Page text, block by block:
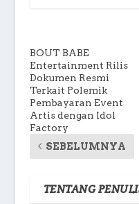
BOUT BABE
Entertainment Rilis
Dokumen Resmi
Terkait Polemik
Pembayaran Event
Artis dengan Idol
Factory
SEBELUMNYA
TENTANG